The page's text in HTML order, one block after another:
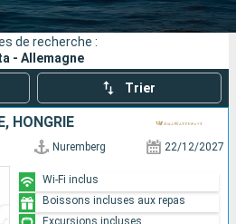
Compagnies
de recherche :
- Allemagne
Trier
HONGRIE
Nuremberg 22/12/2027
Wi-Fi inclus
Boissons incluses aux repas
Excursions incluses